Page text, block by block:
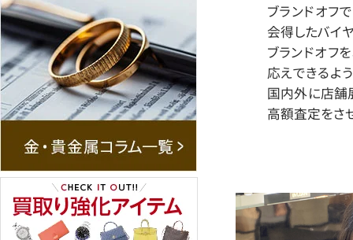
ブランドオフ
会得したバイ
ブランドオフ
応えできるよ
国内外に店舗
高額査定をさ